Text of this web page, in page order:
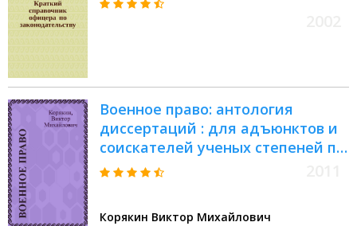
Военное право: антология
диссертаций : для адъюнктов и
соискателей ученых степеней по
специальности 20.02.03 "Военное
Корякин Виктор Михайлович